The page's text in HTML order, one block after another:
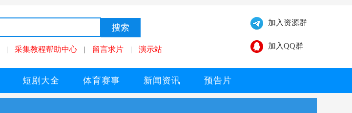
| 采集教程帮助中心 | 留言求片 | 演示站
加入资源群
加入QQ群
短剧大全 体育赛事 新闻资讯 预告片